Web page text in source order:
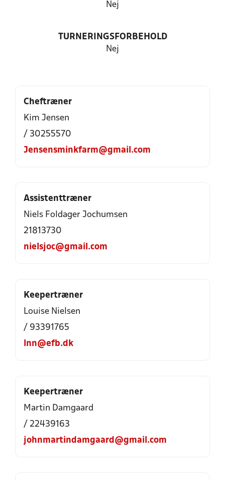
Nej
TURNERINGSFORBEHOLD
Nej
Cheftræner
Kim Jensen
/ 30255570
Jensensminkfarm@gmail.com
Assistenttræner
Niels Foldager Jochumsen
21813730
nielsjoc@gmail.com
Keepertræner
Louise Nielsen
/ 93391765
lnn@efb.dk
Keepertræner
Martin Damgaard
/ 22439163
johnmartindamgaard@gmail.com